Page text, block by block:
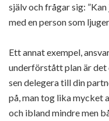
själv och frågar sig:
med en person som
Ett annat exempel,
underförstått plan är
sen delegera till din
på, man tog lika mycket
och ibland mindre men